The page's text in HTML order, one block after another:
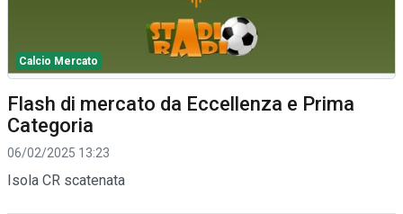
Calcio Mercato
Flash di mercato da Eccellenza e Prima
Categoria
06/02/2025 13:23
Isola CR scatenata